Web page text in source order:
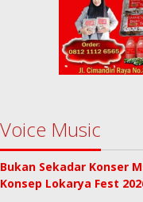
Voice Music
Bukan Sekadar Konser
Konsep Lokarya Fest